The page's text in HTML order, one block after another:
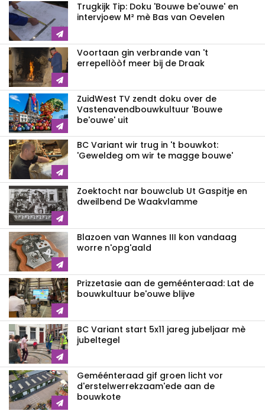
Trugkijk Tip: Doku 'Bouwe be'ouwe' en
intervjoew M² mè Bas van Oevelen
Voortaan gin verbrande van 't
errepellòòf meer bij de Draak
ZuidWest TV zendt doku over de
Vastenavend­bouwkultuur 'Bouwe
be'ouwe' uit
BC Variant wir trug in 't bouwkot:
'Geweldeg om wir te magge bouwe'
Zoektocht nar bouwclub Ut Gaspitje en
dweilbend De Waakvlamme
Blazoen van Wannes III kon vandaag
worre n'opg'aald
Prizzetasie aan de geméénteraad: Lat de
bouwkultuur be'ouwe blijve
BC Variant start 5x11 jareg jubeljaar mè
jubeltegel
Geméénteraad gif groen licht vor
d'erstelwerrekzaam'ede aan de
bouwkote